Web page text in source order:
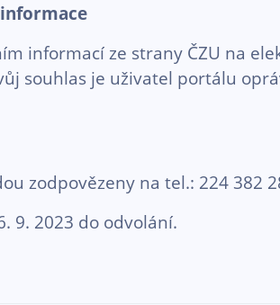
informací ze strany ČZU na
souhlas je uživatel portálu
zodpovězeny na tel.: 224 382
9. 2023 do odvolání.